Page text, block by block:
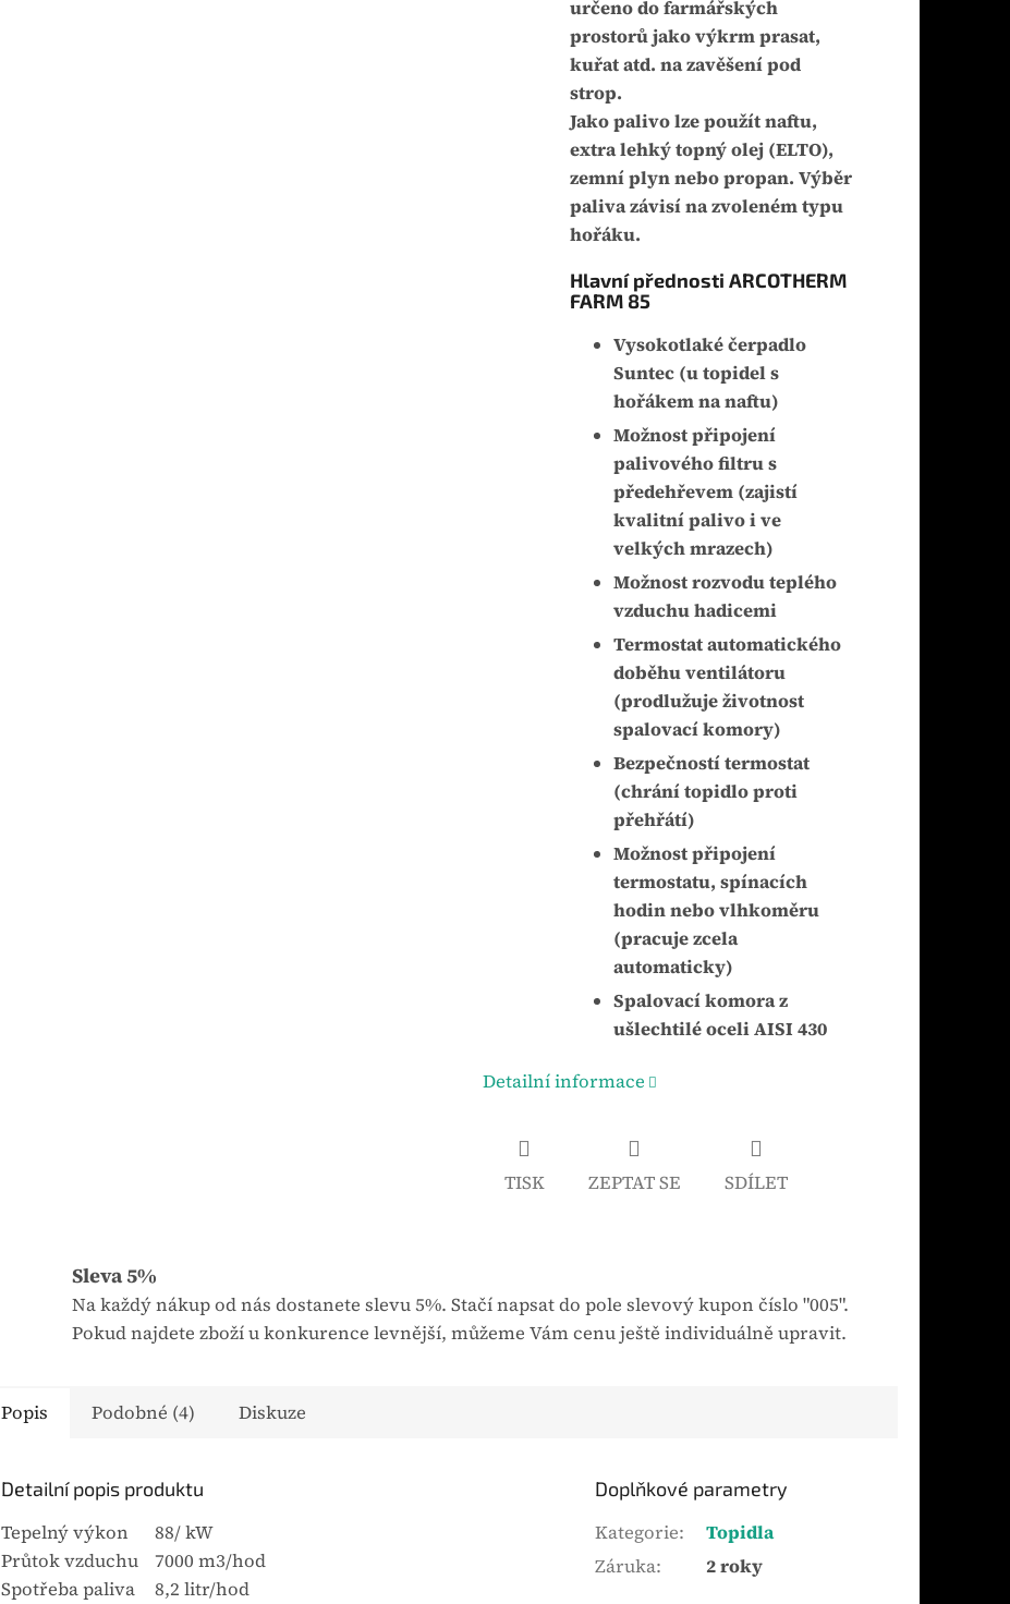
určeno do farmářských
prostorů jako výkrm prasat,
kuřat atd. na zavěšení pod
strop.
Jako palivo lze použít naftu,
extra lehký topný olej (ELTO),
zemní plyn nebo propan. Výběr
paliva závisí na zvoleném typu
hořáku.
Hlavní přednosti ARCOTHERM
FARM 85
Vysokotlaké čerpadlo
Suntec (u topidel s
hořákem na naftu)
Možnost připojení
palivového filtru s
předehřevem (zajistí
kvalitní palivo i ve
velkých mrazech)
Možnost rozvodu teplého
vzduchu hadicemi
Termostat automatického
doběhu ventilátoru
(prodlužuje životnost
spalovací komory)
Bezpečností termostat
(chrání topidlo proti
přehřátí)
Možnost připojení
termostatu, spínacích
hodin nebo vlhkoměru
(pracuje zcela
automaticky)
Spalovací komora z
ušlechtilé oceli AISI 430
Detailní informace
TISK ZEPTAT SE SDÍLET
Sleva 5%
Na každý nákup od nás dostanete slevu 5%. Stačí napsat do pole slevový kupon číslo "005".
Pokud najdete zboží u konkurence levnější, můžeme Vám cenu ještě individuálně upravit.
Popis Podobné (4) Diskuze
Detailní popis produktu
Tepelný výkon
88/ kW
Průtok vzduchu
7000 m3/hod
Spotřeba paliva
8,2 litr/hod
Doplňkové parametry
Kategorie:
Topidla
Záruka: 2 roky